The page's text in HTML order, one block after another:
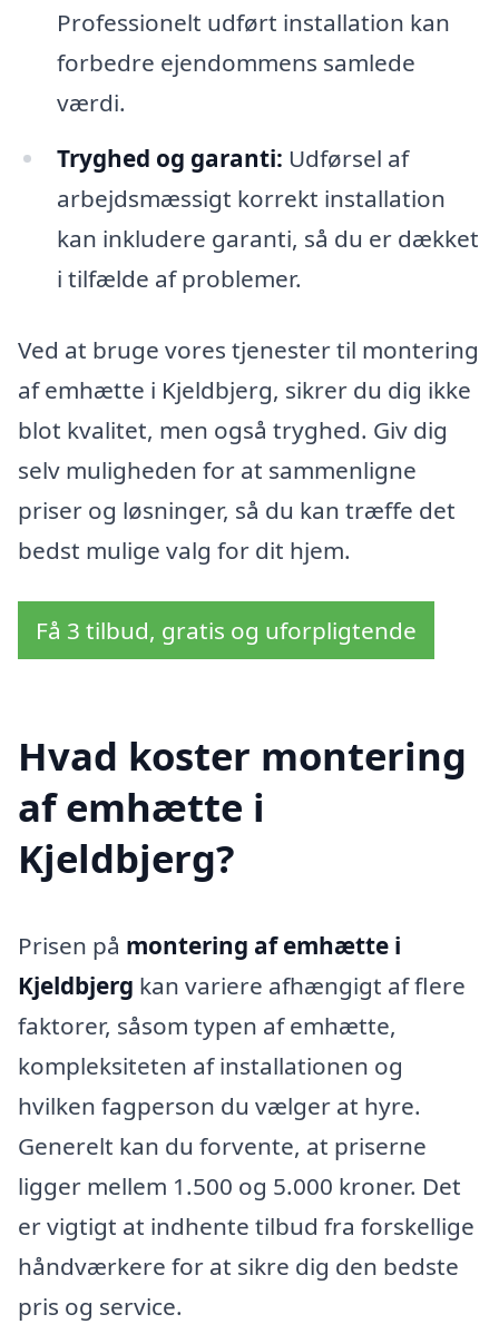
Professionelt udført installation kan
forbedre ejendommens samlede
værdi.
Tryghed og garanti: Udførsel af
arbejdsmæssigt korrekt installation
kan inkludere garanti, så du er dækket
i tilfælde af problemer.
Ved at bruge vores tjenester til montering
af emhætte i Kjeldbjerg, sikrer du dig ikke
blot kvalitet, men også tryghed. Giv dig
selv muligheden for at sammenligne
priser og løsninger, så du kan træffe det
bedst mulige valg for dit hjem.
Få 3 tilbud, gratis og uforpligtende
Hvad koster montering
af emhætte i
Kjeldbjerg?
Prisen på montering af emhætte i
Kjeldbjerg kan variere afhængigt af flere
faktorer, såsom typen af emhætte,
kompleksiteten af installationen og
hvilken fagperson du vælger at hyre.
Generelt kan du forvente, at priserne
ligger mellem 1.500 og 5.000 kroner. Det
er vigtigt at indhente tilbud fra forskellige
håndværkere for at sikre dig den bedste
pris og service.